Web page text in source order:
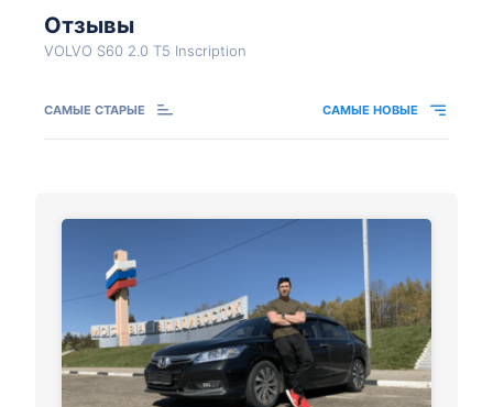
Отзывы
VOLVO S60 2.0 T5 Inscription
САМЫЕ СТАРЫЕ САМЫЕ НОВЫЕ